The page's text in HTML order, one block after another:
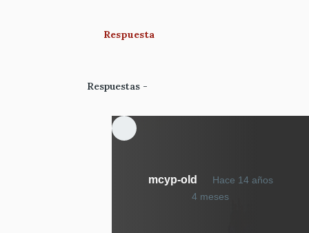
Respuesta
Respuestas
mcyp-old
Hace 14 años
4 meses